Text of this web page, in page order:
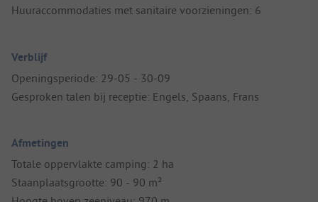
Huuraccommodaties met sanitaire voorzieningen: 6
Verblijf
Openingsperiode: 29-05 - 30-09
Gesproken talen bij receptie: Engels, Spaans, Frans
Afmetingen
Totale oppervlakte camping: 2 ha
Staanplaatsgrootte: 90 - 90 m²